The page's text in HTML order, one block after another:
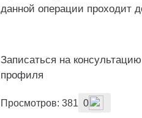
данной операции проходит
Записаться на
профиля
Просмотров: 381 0